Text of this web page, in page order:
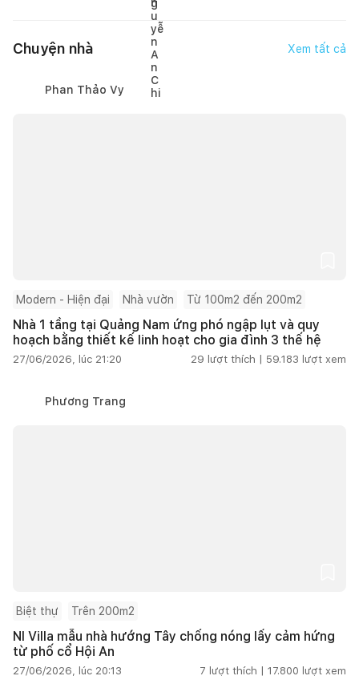
Chuyện nhà Xem tất cả
Phan Thảo Vy
Modern - Hiện đại Nhà vườn Từ 100m2 đến 200m2
Nhà 1 tầng tại Quảng Nam ứng phó ngập lụt và quy
hoạch bằng thiết kế linh hoạt cho gia đình 3 thế hệ
27/06/2026, lúc 21:20 29 lượt thích | 59.183 lượt xem
Phương Trang
Biệt thự Trên 200m2
NI Villa mẫu nhà hướng Tây chống nóng lấy cảm hứng
từ phố cổ Hội An
27/06/2026, lúc 20:13 7 lượt thích | 17.800 lượt xem